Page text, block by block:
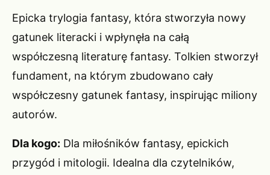
Epicka trylogia fantasy, która stworzyła nowy
gatunek literacki i wpłynęła na całą
współczesną literaturę fantasy. Tolkien stworzył
fundament, na którym zbudowano cały
współczesny gatunek fantasy, inspirując miliony
autorów.
Dla kogo: Dla miłośników fantasy, epickich
przygód i mitologii. Idealna dla czytelników,